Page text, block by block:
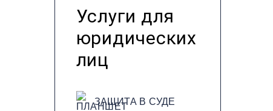
Услуги для
юридических
лиц
ЗАЩИТА В СУДЕ